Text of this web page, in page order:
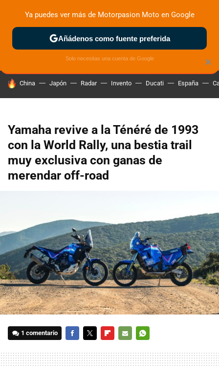
ZONA DE PRUEBAS DEPORTIVAS MOTOS ELÉCTRICAS
HOY SE HABLA DE
China Japón Radar Invento Ducati España
Yamaha revive a la Ténéré de 1993
con la World Rally, una bestia trail
muy exclusiva con ganas de
merendar off-road
1 comentario
MAIL
×
Ya puedes ver más de Motorpasion Moto en Google
Añádenos como fuente preferida
Solo necesitas una cuenta de Google